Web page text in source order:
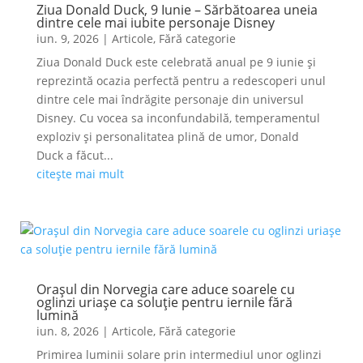
Ziua Donald Duck, 9 Iunie – Sărbătoarea uneia
dintre cele mai iubite personaje Disney
iun. 9, 2026| Articole, Fără categorie
Ziua Donald Duck este celebrată anual pe 9 iunie și
reprezintă ocazia perfectă pentru a redescoperi unul
dintre cele mai îndrăgite personaje din universul
Disney. Cu vocea sa inconfundabilă, temperamentul
exploziv și personalitatea plină de umor, Donald
Duck a făcut...
citește mai mult
Orașul din Norvegia care aduce soarele cu
oglinzi uriașe ca soluție pentru iernile fără
lumină
iun. 8, 2026| Articole, Fără categorie
Primirea luminii solare prin intermediul unor oglinzi